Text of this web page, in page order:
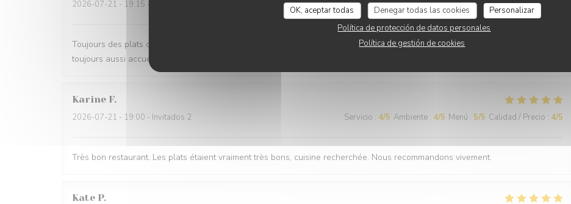
OK, aceptar todas Denegar todas las cookies
Personalizar
Política de protección de datos personales
Política de gestión de cookies
2026-07-21 - 19:15 - Invitados 3 Servicio:5/5 Ambiente:5/5 Menú:5 /5 Calidad / Precio
Toujours des plats délicieux et savoureux, de savants mélanges qu'on ne retrouve pas ailleurs, avec un service au petit soin et
toujours aussi accueillant. A recommander pour toutes les occasions, n'hésitez pas,
Karine F
2026-07-21 - 19:00 - Invitados 2 Servicio : 4/5 Ambiente : 4/5 Menú : 5/5 Calidad / Precio : 4/5
Très bon restaurant. Les plats étaient vraiment très bons, cuisine recherchée. Nous recommandons vivement.
Kate P